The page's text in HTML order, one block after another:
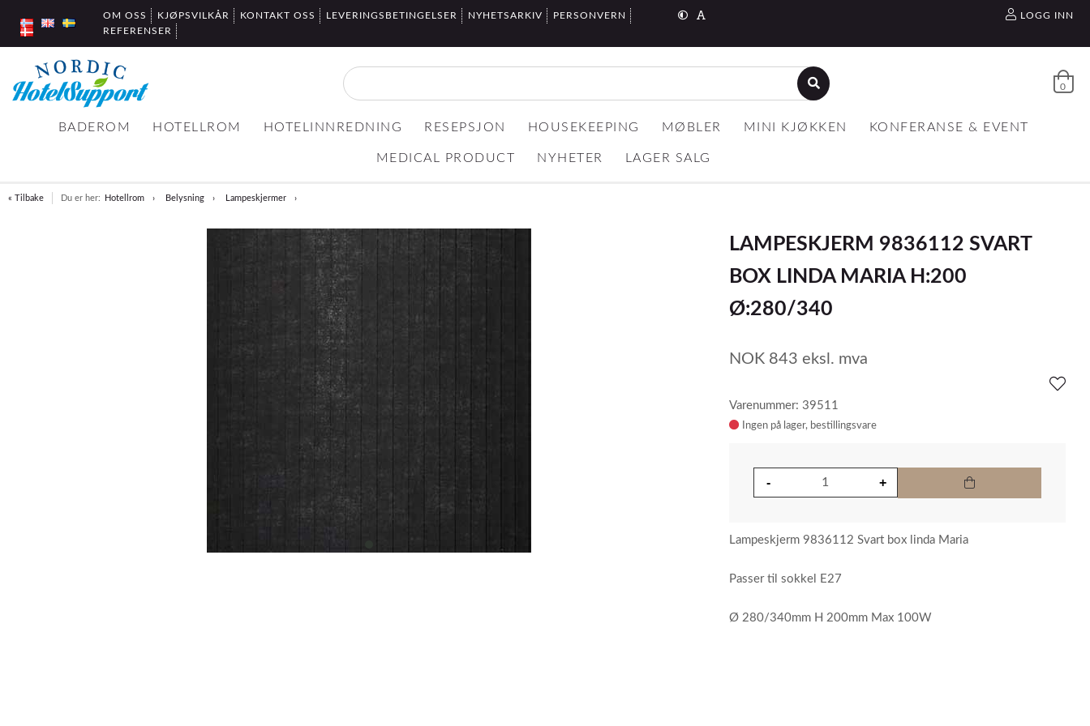
OM OSS KJØPSVILKÅR KONTAKT OSS LEVERINGSBETINGELSER NYHETSARKIV
PERSONVERN
REFERENSER
LOGG INN
0
BADEROM HOTELLROM HOTELINNREDNING RESEPSJON HOUSEKEEPING MØBLER MINI KJØKKEN KONFERANSE & EVENT
MEDICAL PRODUCT NYHETER LAGER SALG
« Tilbake Du er her: Hotellrom Belysning Lampeskjermer
item
LAMPESKJERM 9836112 SVART
BOX LINDA MARIA H:200
Ø:280/340
NOK 843 eksl. mva
Varenummer: 39511
Ingen på lager
Lampeskjerm 9836112 Svart box linda Maria
Passer til sokkel E27
Ø 280/340mm H 200mm Max 100W